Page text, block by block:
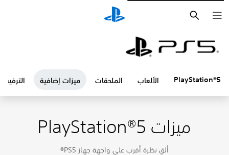
PlayStation®5 الألعاب الملحقات ميزات إضافية الترفيه
ميزات PlayStation®5
ألقِ نظرة أقرب على واجهة جهاز PS5®